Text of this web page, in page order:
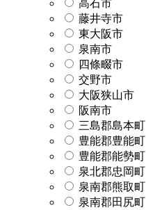
高石市
藤井寺市
東大阪市
泉南市
四條畷市
交野市
大阪狭山市
阪南市
三島郡島本町
豊能郡豊能町
豊能郡能勢町
泉北郡忠岡町
泉南郡熊取町
泉南郡田尻町